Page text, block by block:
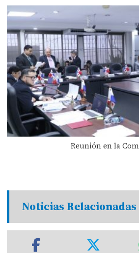
Reunión en la
Noticias Relacionadas